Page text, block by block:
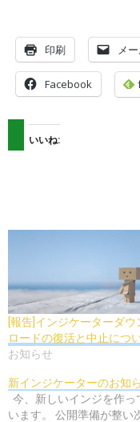
印刷 メ
Facebook
いいね:
[報告]インジケーターダウ
ロードの復活と中止につ
お知らせ
新インジケーターのお知
今、新しいインジを作っ
います。 公開準備が整い